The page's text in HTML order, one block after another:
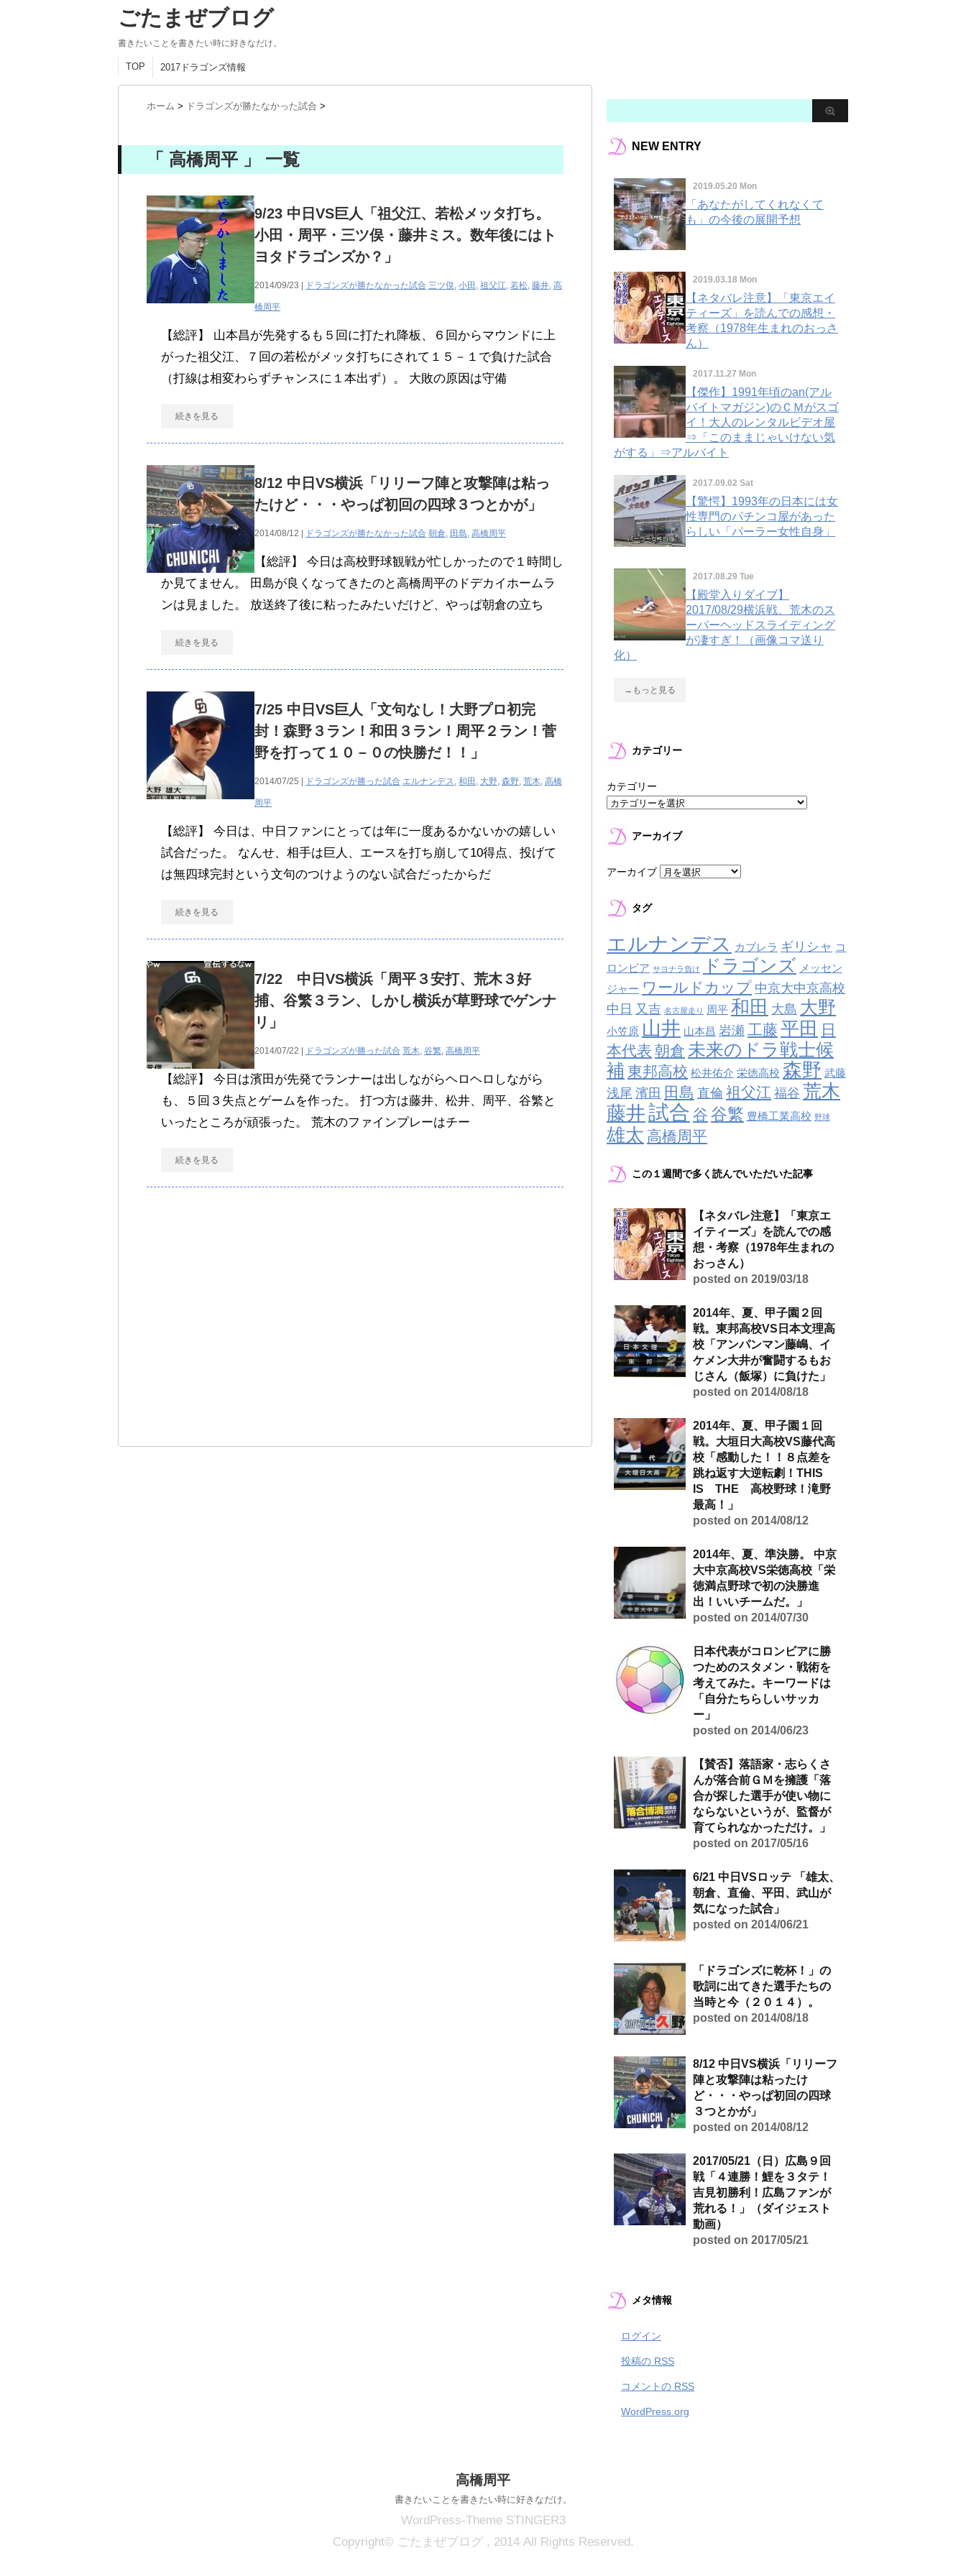
ごたまぜブログ
書きたいことを書きたい時に好きなだけ。
TOP 2017ドラゴンズ情報
ホーム > ドラゴンズが勝たなかった試合 >
「 高橋周平 」 一覧
9/23 中日VS巨人「祖父江、若松メッタ打ち。
小田・周平・三ツ俣・藤井ミス。数年後にはト
ヨタドラゴンズか？」
2014/09/23 | ドラゴンズが勝たなかった試合 三ツ俣, 小田 , 祖父江, 若松, 藤井, 高
橋周平
【総評】 山本昌が先発するも５回に打たれ降板、６回からマウンドに上
がった祖父江、７回の若松がメッタ打ちにされて１５－１で負けた試合
（打線は相変わらずチャンスに１本出ず）。 大敗の原因は守備
続きを見る
8/12 中日VS横浜「リリーフ陣と攻撃陣は粘っ
たけど・・・やっぱ初回の四球３つとかが」
2014/08/12 | ドラゴンズが勝たなかった試合 朝倉, 田島, 高橋周平
【総評】 今日は高校野球観戦が忙しかったので１時間し
か見てません。 田島が良くなってきたのと高橋周平のドデカイホームラ
ンは見ました。 放送終了後に粘ったみたいだけど、やっぱ朝倉の立ち
続きを見る
7/25 中日VS巨人「文句なし！大野プロ初完
封！森野３ラン！和田３ラン！周平２ラン！菅
野を打って１０－０の快勝だ！！」
2014/07/25 | ドラゴンズが勝った試合 エルナンデス, 和田 , 大野, 森野, 荒木, 高橋
周平
【総評】 今日は、中日ファンにとっては年に一度あるかないかの嬉しい
試合だった。 なんせ、相手は巨人、エースを打ち崩して10得点、投げて
は無四球完封という文句のつけようのない試合だったからだ
続きを見る
7/22 中日VS横浜「周平３安打、荒木３好
捕、谷繁３ラン、しかし横浜が草野球でゲンナ
リ」
2014/07/22 | ドラゴンズが勝った試合 荒木, 谷繁, 高橋周平
【総評】 今日は濱田が先発でランナーは出しながらヘロヘロしながら
も、５回３失点とゲームを作った。 打つ方は藤井、松井、周平、谷繁と
いったところが頑張った。 荒木のファインプレーはチー
続きを見る
NEW ENTRY
2019.05.20 Mon
「あなたがしてくれなくて
も」の今後の展開予想
2019.03.18 Mon
【ネタバレ注意】「東京エイ
ティーズ」を読んでの感想・
考察（1978年生まれのおっさ
ん）
2017.11.27 Mon
【傑作】1991年頃のan(アル
バイトマガジン)のＣＭがスゴ
イ！大人のレンタルビデオ屋
⇒「このままじゃいけない気
がする」⇒アルバイト
2017.09.02 Sat
【驚愕】1993年の日本には女
性専門のパチンコ屋があった
らしい「パーラー女性自身」
2017.08.29 Tue
【殿堂入りダイブ】
2017/08/29横浜戦、荒木のス
ーパーヘッドスライディング
が凄すぎ！（画像コマ送り
化）
→もっと見る
カテゴリー
カテゴリー
アーカイブ
アーカイブ
タグ
エルナンデス カブレラ ギリシャ コ
ロンビア サヨナラ負け ドラゴンズ メッセン
ジャー ワールドカップ 中京大中京高校
中日 又吉 名古屋走り 周平 和田 大島 大野
小笠原 山井 山本昌 岩瀬 工藤 平田
日
本代表 朝倉 未来のドラ戦士候
補 東邦高校 松井佑介 栄徳高校 森野 武藤
浅尾 濱田 田島 直倫 祖父江 福谷 荒木
藤井試合 谷 谷繁 豊橋工業高校 野球
雄太 高橋周平
この１週間で多く読んでいただいた記事
【ネタバレ注意】「東京エ
イティーズ」を読んでの感
想・考察（1978年生まれの
おっさん）
posted on 2019/03/18
2014年、夏、甲子園２回
戦。東邦高校VS日本文理高
校「アンパンマン藤嶋、イ
ケメン大井が奮闘するもお
じさん（飯塚）に負けた」
posted on 2014/08/18
2014年、夏、甲子園１回
戦。大垣日大高校VS藤代高
校「感動した！！８点差を
跳ね返す大逆転劇！THIS
IS THE 高校野球！滝野
最高！」
posted on 2014/08/12
2014年、夏、準決勝。 中京
大中京高校VS栄徳高校「栄
徳満点野球で初の決勝進
出！いいチームだ。」
posted on 2014/07/30
日本代表がコロンビアに勝
つためのスタメン・戦術を
考えてみた。キーワードは
「自分たちらしいサッカ
ー」
posted on 2014/06/23
【賛否】落語家・志らくさ
んが落合前ＧＭを擁護「落
合が探した選手が使い物に
ならないというが、監督が
育てられなかっただけ。」
posted on 2017/05/16
6/21 中日VSロッテ 「雄太、
朝倉、直倫、平田、武山が
気になった試合」
posted on 2014/06/21
「ドラゴンズに乾杯！」の
歌詞に出てきた選手たちの
当時と今（２０１４）。
posted on 2014/08/18
8/12 中日VS横浜「リリーフ
陣と攻撃陣は粘ったけ
ど・・・やっぱ初回の四球
３つとかが」
posted on 2014/08/12
2017/05/21（日）広島９回
戦「４連勝！鯉を３タテ！
吉見初勝利！広島ファンが
荒れる！」（ダイジェスト
動画）
posted on 2017/05/21
メタ情報
ログイン
投稿の RSS
コメントの RSS
WordPress.org
高橋周平
書きたいことを書きたい時に好きなだけ。
WordPress-Theme STINGER3
Copyright© ごたまぜブログ , 2014 All Rights Reserved.